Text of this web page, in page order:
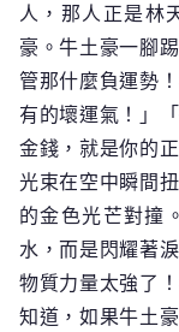
人，那人正是林
豪。牛土豪一腳
管那什麼負運勢
有的壞運氣！」
金錢，就是你的
光束在空中瞬間
的金色光芒對撞
水，而是閃耀著
物質力量太強了
知道，如果牛土